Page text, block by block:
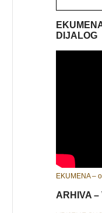
DIJALOG
EKUMENA –
ARHIVA –